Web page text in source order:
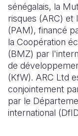
sénégalais, la
risques (ARC) et
(PAM), financé
la Coopération
(BMZ) par
de
(KfW). ARC Ltd
conjointement
par le
international